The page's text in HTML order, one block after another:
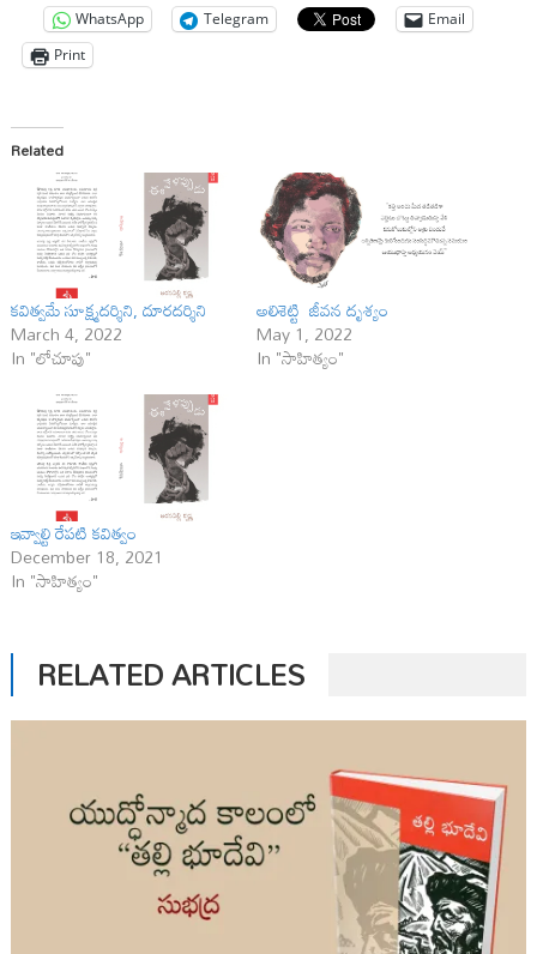
WhatsApp Telegram
Email
Print
Related
కవిత్వమే సూక్ష్మదర్శిని, దూరదర్శిని
March 4, 2022
In "లోచూపు"
అలిశెట్టి జీవన దృశ్యం
May 1, 2022
In "సాహిత్యం"
ఇవ్వాల్టి రేపటి కవిత్వం
December 18, 2021
In "సాహిత్యం"
RELATED ARTICLES